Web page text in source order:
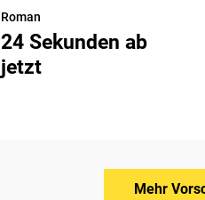
Roman
24 Sekunden ab
jetzt
Mehr